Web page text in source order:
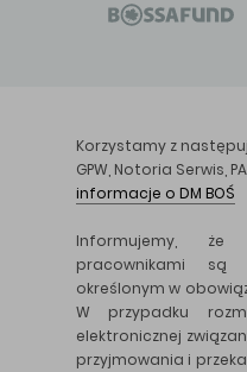
Korzystamy z
GPW, Notoria Serwis,
informacje o DM BOŚ
Informujemy,
pracownikami są
określonym w
W przypadku
elektronicznej
przyjmowania i